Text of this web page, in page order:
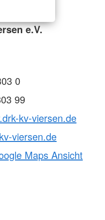
e.V.
0
99
kv-viersen.de
viersen.de
Maps Ansicht